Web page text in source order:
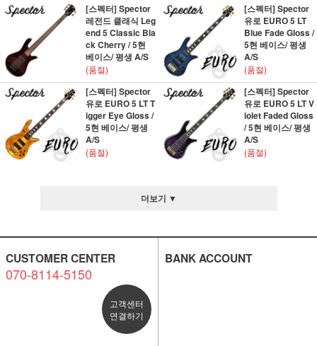
[스펙터] Spector
레전드 클래식 Leg
end 5 Classic Bla
ck Cherry / 5현
베이스/ 평생 A/S
(품절)
[스펙터] Spector
유로 EURO 5 LT
Blue Fade Gloss /
5현 베이스/ 평생
A/S
(품절)
[스펙터] Spector
유로 EURO 5 LT T
igger Eye Gloss /
5현 베이스/ 평생
A/S
(품절)
[스펙터] Spector
유로 EURO 5 LT V
iolet Faded Gloss
/ 5현 베이스/ 평생
A/S
(품절)
더보기 ▼
CUSTOMER CENTER
070-8114-5150
고객센터
연결하기
BANK ACCOUNT